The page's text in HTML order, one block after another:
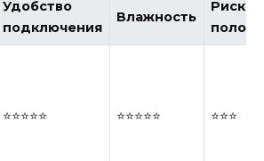
Удобство
подключения
Влажность
Риск
⭐⭐⭐⭐⭐ ⭐⭐⭐⭐⭐ ⭐⭐⭐